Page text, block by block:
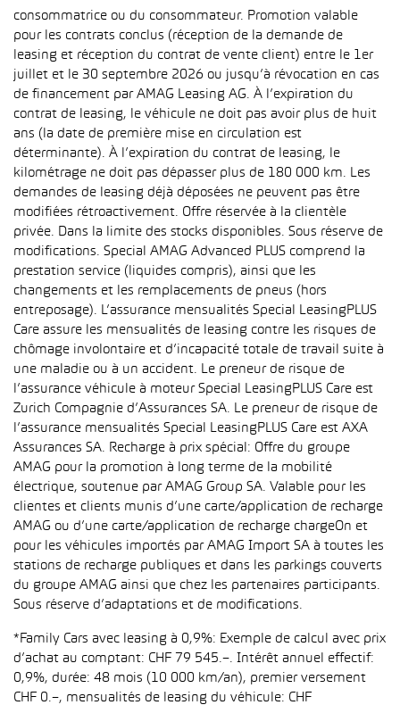
consommatrice ou du consommateur. Promotion valable
pour les contrats conclus (réception de la demande de
leasing et réception du contrat de vente client) entre le 1er
juillet et le 30 septembre 2026 ou jusqu’à révocation en cas
de financement par AMAG Leasing AG. À l’expiration du
contrat de leasing, le véhicule ne doit pas avoir plus de huit
ans (la date de première mise en circulation est
déterminante). À l’expiration du contrat de leasing, le
kilométrage ne doit pas dépasser plus de 180 000 km. Les
demandes de leasing déjà déposées ne peuvent pas être
modifiées rétroactivement. Offre réservée à la clientèle
privée. Dans la limite des stocks disponibles. Sous réserve de
modifications. Special AMAG Advanced PLUS comprend la
prestation service (liquides compris), ainsi que les
changements et les remplacements de pneus (hors
entreposage). L’assurance mensualités Special LeasingPLUS
Care assure les mensualités de leasing contre les risques de
chômage involontaire et d’incapacité totale de travail suite à
une maladie ou à un accident. Le preneur de risque de
l’assurance véhicule à moteur Special LeasingPLUS Care est
Zurich Compagnie d’Assurances SA. Le preneur de risque de
l’assurance mensualités Special LeasingPLUS Care est AXA
Assurances SA. Recharge à prix spécial: Offre du groupe
AMAG pour la promotion à long terme de la mobilité
électrique, soutenue par AMAG Group SA. Valable pour les
clientes et clients munis d’une carte/application de recharge
AMAG ou d’une carte/application de recharge chargeOn et
pour les véhicules importés par AMAG Import SA à toutes les
stations de recharge publiques et dans les parkings couverts
du groupe AMAG ainsi que chez les partenaires participants.
Sous réserve d’adaptations et de modifications.
*Family Cars avec leasing à 0,9%: Exemple de calcul avec prix
d’achat au comptant: CHF 79 545.–. Intérêt annuel effectif:
0,9%, durée: 48 mois (10 000 km/an), premier versement
CHF 0.–, mensualités de leasing du véhicule: CHF